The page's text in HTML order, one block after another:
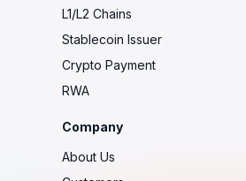
L1/L2 Chains
Stablecoin Issuer
Crypto Payment
RWA
Company
About Us